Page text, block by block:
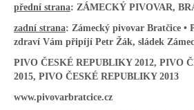
přední strana: ZÁMECKÝ PIVOVAR,
zadní strana: Zámecký pivovar Bratčice •
zdraví Vám připíjí Petr Žák, sládek
PIVO ČESKÉ REPUBLIKY 2012, PIVO
2015, PIVO ČESKÉ REPUBLIKY 2013
www.pivovarbratcice.cz